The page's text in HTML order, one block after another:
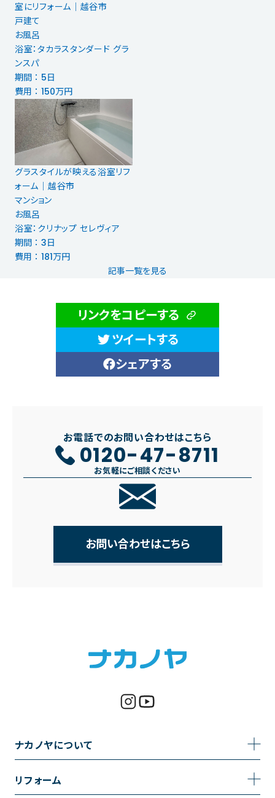
室にリフォーム｜越谷市
戸建て
お風呂
浴室：タカラスタンダード グラ
ンスパ
期間 ： 5日
費用 ： 150万円
グラスタイルが映える浴室リフ
ォーム│越谷市
マンション
お風呂
浴室：クリナップ セレヴィア
期間 ： 3日
費用 ： 181万円
記事一覧を見る
リンクをコピーする
ツイートする
シェアする
お電話でのお問い合わせはこちら
0120-47-8711
お気軽にご相談ください
お問い合わせはこちら
ナカノヤについて
事業内容
リフォーム